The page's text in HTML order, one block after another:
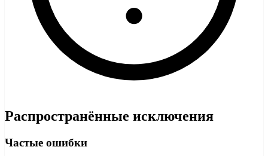
Распространённые исключения
Частые ошибки